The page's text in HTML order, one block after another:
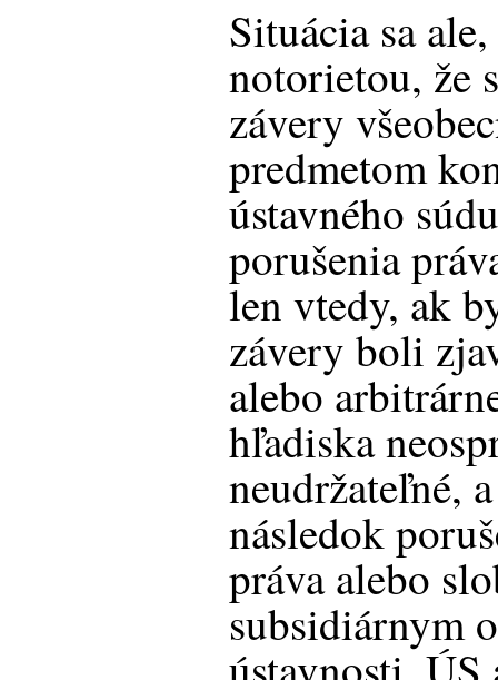
Situácia sa
notorietou, že
závery
predmetom
ústavného
porušenia
len vtedy, ak
závery boli
alebo
hľadiska
neudržateľné,
následok
práva alebo
subsidiárnym